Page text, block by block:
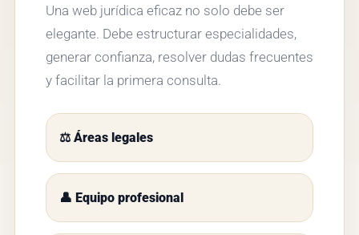
Una web jurídica eficaz no solo debe ser
elegante. Debe estructurar especialidades,
generar confianza, resolver dudas frecuentes
y facilitar la primera consulta.
⚖️ Áreas legales
👤 Equipo profesional